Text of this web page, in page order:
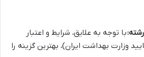
با توجه به علایق، شرایط و اعتبار
وزارت بهداشت ایران)، بهترین گزینه را